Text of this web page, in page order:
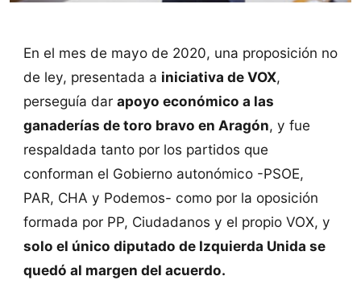
En el mes de mayo de 2020, una proposición no
de ley, presentada a iniciativa de VOX,
perseguía dar apoyo económico a las
ganaderías de toro bravo en Aragón, y fue
respaldada tanto por los partidos que
conforman el Gobierno autonómico -PSOE,
PAR, CHA y Podemos- como por la oposición
formada por PP, Ciudadanos y el propio VOX, y
solo el único diputado de Izquierda Unida se
quedó al margen del acuerdo.